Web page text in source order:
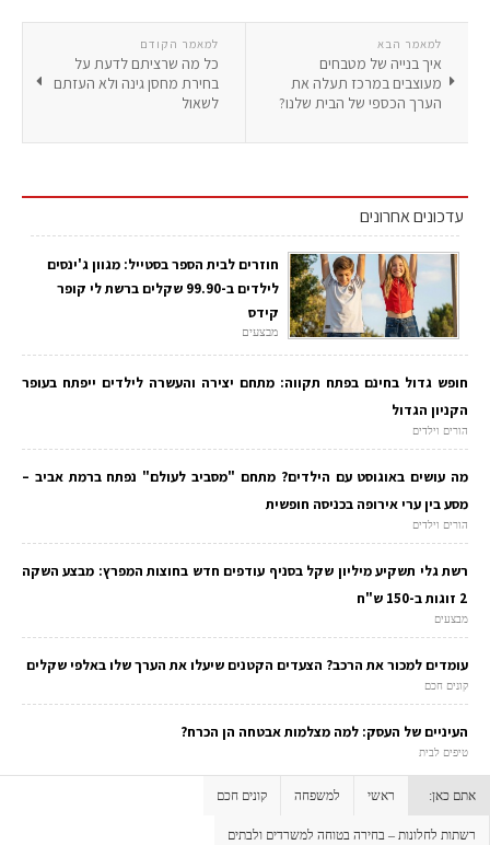
למאמר הקודם
כל מה שרציתם לדעת על
בחירת מחסן גינה ולא העזתם
לשאול
למאמר הבא
איך בנייה של מטבחים
מעוצבים במרכז תעלה את
הערך הכספי של הבית שלנו?
עדכונים אחרונים
חוזרים לבית הספר בסטייל: מגוון ג'ינסים
לילדים ב-99.90 שקלים ברשת לי קופר
קידס
מבצעים
חופש גדול בחינם בפתח תקווה: מתחם יצירה והעשרה לילדים ייפתח בעופר
הקניון הגדול
הורים וילדים
מה עושים באוגוסט עם הילדים? מתחם "מסביב לעולם" נפתח ברמת אביב –
מסע בין ערי אירופה בכניסה חופשית
הורים וילדים
רשת גלי תשקיע מיליון שקל בסניף עודפים חדש בחוצות המפרץ: מבצע השקה
2 זוגות ב-150 ש"ח
מבצעים
עומדים למכור את הרכב? הצעדים הקטנים שיעלו את הערך שלו באלפי שקלים
קונים חכם
העיניים של העסק: למה מצלמות אבטחה הן הכרח?
טיפים לבית
אתם כאן: ראשי למשפחה קונים חכם
רשתות לחלונות – בחירה בטוחה למשרדים ולבתים